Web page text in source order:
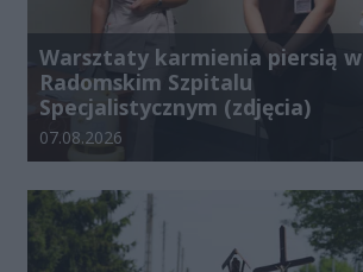
Warsztaty karmienia piersią w
Radomskim Szpitalu
Specjalistycznym (zdjęcia)
Data dodania galerii:
07.08.2026